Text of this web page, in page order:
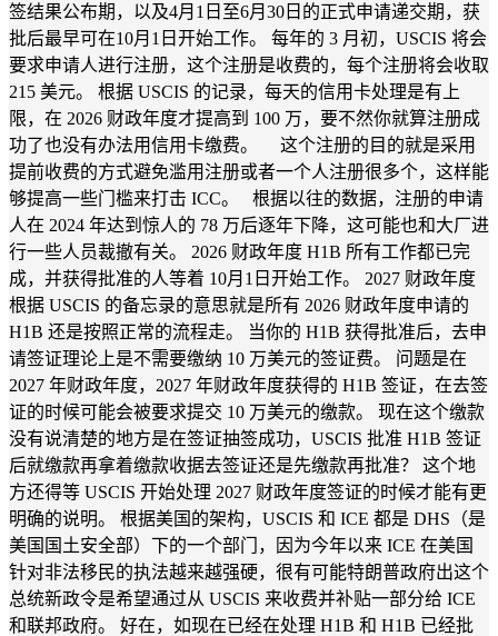
签结果公布期，以及4月1日至6月30日的正式申请递交期，获
批后最早可在10月1日开始工作。 每年的 3 月初，USCIS 将会
要求申请人进行注册，这个注册是收费的，每个注册将会收取
215 美元。 根据 USCIS 的记录，每天的信用卡处理是有上
限，在 2026 财政年度才提高到 100 万，要不然你就算注册成
功了也没有办法用信用卡缴费。 这个注册的目的就是采用
提前收费的方式避免滥用注册或者一个人注册很多个，这样能
够提高一些门槛来打击 ICC。 根据以往的数据，注册的申请
人在 2024 年达到惊人的 78 万后逐年下降，这可能也和大厂进
行一些人员裁撤有关。 2026 财政年度 H1B 所有工作都已完
成，并获得批准的人等着 10月1日开始工作。 2027 财政年度
根据 USCIS 的备忘录的意思就是所有 2026 财政年度申请的
H1B 还是按照正常的流程走。 当你的 H1B 获得批准后，去申
请签证理论上是不需要缴纳 10 万美元的签证费。 问题是在
2027 年财政年度，2027 年财政年度获得的 H1B 签证，在去签
证的时候可能会被要求提交 10 万美元的缴款。 现在这个缴款
没有说清楚的地方是在签证抽签成功，USCIS 批准 H1B 签证
后就缴款再拿着缴款收据去签证还是先缴款再批准？ 这个地
方还得等 USCIS 开始处理 2027 财政年度签证的时候才能有更
明确的说明。 根据美国的架构，USCIS 和 ICE 都是 DHS（是
美国国土安全部）下的一个部门，因为今年以来 ICE 在美国
针对非法移民的执法越来越强硬，很有可能特朗普政府出这个
总统新政令是希望通过从 USCIS 来收费并补贴一部分给 ICE
和联邦政府。 好在，如现在已经在处理 H1B 和 H1B 已经批